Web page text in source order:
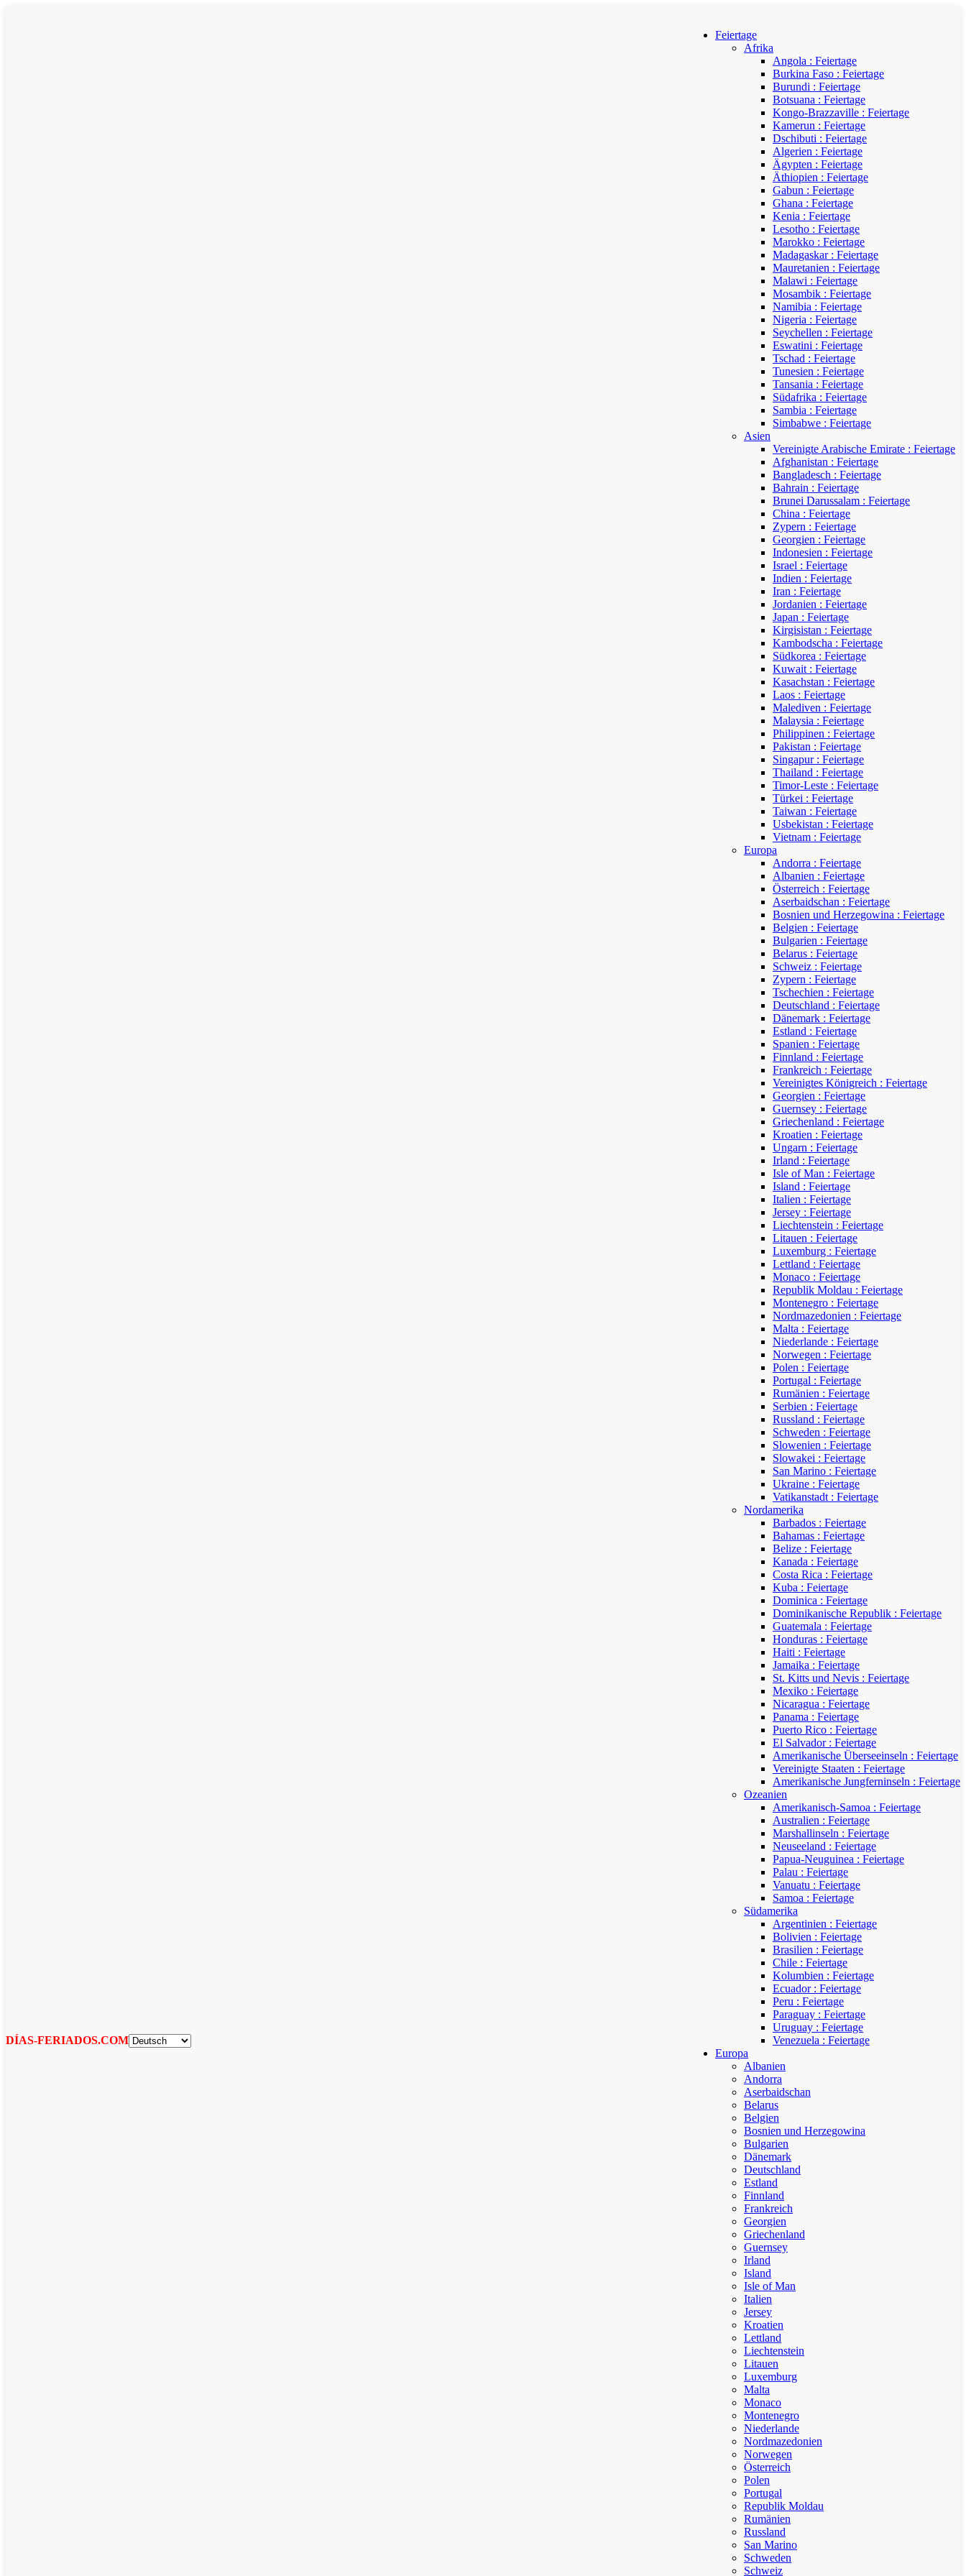
DÍAS-FERIADOS.COM
Feiertage
Afrika
Angola : Feiertage
Burkina Faso : Feiertage
Burundi : Feiertage
Botsuana : Feiertage
Kongo-Brazzaville : Feiertage
Kamerun : Feiertage
Dschibuti : Feiertage
Algerien : Feiertage
Ägypten : Feiertage
Äthiopien : Feiertage
Gabun : Feiertage
Ghana : Feiertage
Kenia : Feiertage
Lesotho : Feiertage
Marokko : Feiertage
Madagaskar : Feiertage
Mauretanien : Feiertage
Malawi : Feiertage
Mosambik : Feiertage
Namibia : Feiertage
Nigeria : Feiertage
Seychellen : Feiertage
Eswatini : Feiertage
Tschad : Feiertage
Tunesien : Feiertage
Tansania : Feiertage
Südafrika : Feiertage
Sambia : Feiertage
Simbabwe : Feiertage
Asien
Vereinigte Arabische Emirate : Feiertage
Afghanistan : Feiertage
Bangladesch : Feiertage
Bahrain : Feiertage
Brunei Darussalam : Feiertage
China : Feiertage
Zypern : Feiertage
Georgien : Feiertage
Indonesien : Feiertage
Israel : Feiertage
Indien : Feiertage
Iran : Feiertage
Jordanien : Feiertage
Japan : Feiertage
Kirgisistan : Feiertage
Kambodscha : Feiertage
Südkorea : Feiertage
Kuwait : Feiertage
Kasachstan : Feiertage
Laos : Feiertage
Malediven : Feiertage
Malaysia : Feiertage
Philippinen : Feiertage
Pakistan : Feiertage
Singapur : Feiertage
Thailand : Feiertage
Timor-Leste : Feiertage
Türkei : Feiertage
Taiwan : Feiertage
Usbekistan : Feiertage
Vietnam : Feiertage
Europa
Andorra : Feiertage
Albanien : Feiertage
Österreich : Feiertage
Aserbaidschan : Feiertage
Bosnien und Herzegowina : Feiertage
Belgien : Feiertage
Bulgarien : Feiertage
Belarus : Feiertage
Schweiz : Feiertage
Zypern : Feiertage
Tschechien : Feiertage
Deutschland : Feiertage
Dänemark : Feiertage
Estland : Feiertage
Spanien : Feiertage
Finnland : Feiertage
Frankreich : Feiertage
Vereinigtes Königreich : Feiertage
Georgien : Feiertage
Guernsey : Feiertage
Griechenland : Feiertage
Kroatien : Feiertage
Ungarn : Feiertage
Irland : Feiertage
Isle of Man : Feiertage
Island : Feiertage
Italien : Feiertage
Jersey : Feiertage
Liechtenstein : Feiertage
Litauen : Feiertage
Luxemburg : Feiertage
Lettland : Feiertage
Monaco : Feiertage
Republik Moldau : Feiertage
Montenegro : Feiertage
Nordmazedonien : Feiertage
Malta : Feiertage
Niederlande : Feiertage
Norwegen : Feiertage
Polen : Feiertage
Portugal : Feiertage
Rumänien : Feiertage
Serbien : Feiertage
Russland : Feiertage
Schweden : Feiertage
Slowenien : Feiertage
Slowakei : Feiertage
San Marino : Feiertage
Ukraine : Feiertage
Vatikanstadt : Feiertage
Nordamerika
Barbados : Feiertage
Bahamas : Feiertage
Belize : Feiertage
Kanada : Feiertage
Costa Rica : Feiertage
Kuba : Feiertage
Dominica : Feiertage
Dominikanische Republik : Feiertage
Guatemala : Feiertage
Honduras : Feiertage
Haiti : Feiertage
Jamaika : Feiertage
St. Kitts und Nevis : Feiertage
Mexiko : Feiertage
Nicaragua : Feiertage
Panama : Feiertage
Puerto Rico : Feiertage
El Salvador : Feiertage
Amerikanische Überseeinseln : Feiertage
Vereinigte Staaten : Feiertage
Amerikanische Jungferninseln : Feiertage
Ozeanien
Amerikanisch-Samoa : Feiertage
Australien : Feiertage
Marshallinseln : Feiertage
Neuseeland : Feiertage
Papua-Neuguinea : Feiertage
Palau : Feiertage
Vanuatu : Feiertage
Samoa : Feiertage
Südamerika
Argentinien : Feiertage
Bolivien : Feiertage
Brasilien : Feiertage
Chile : Feiertage
Kolumbien : Feiertage
Ecuador : Feiertage
Peru : Feiertage
Paraguay : Feiertage
Uruguay : Feiertage
Venezuela : Feiertage
Europa
Albanien
Andorra
Aserbaidschan
Belarus
Belgien
Bosnien und Herzegowina
Bulgarien
Dänemark
Deutschland
Estland
Finnland
Frankreich
Georgien
Griechenland
Guernsey
Irland
Island
Isle of Man
Italien
Jersey
Kroatien
Lettland
Liechtenstein
Litauen
Luxemburg
Malta
Monaco
Montenegro
Niederlande
Nordmazedonien
Norwegen
Österreich
Polen
Portugal
Republik Moldau
Rumänien
Russland
San Marino
Schweden
Schweiz